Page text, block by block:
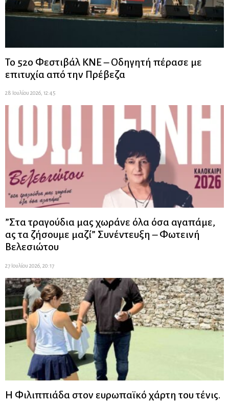
Το 52ο Φεστιβάλ ΚΝΕ – Οδηγητή πέρασε με
επιτυχία από την Πρέβεζα
28 Ιουλίου 2026, 12:45
”Στα τραγούδια μας χωράνε όλα όσα αγαπάμε,
ας τα ζήσουμε μαζί” Συνέντευξη – Φωτεινή
Βελεσιώτου
27 Ιουλίου 2026, 20:17
Η Φιλιππιάδα στον ευρωπαϊκό χάρτη του τένις.